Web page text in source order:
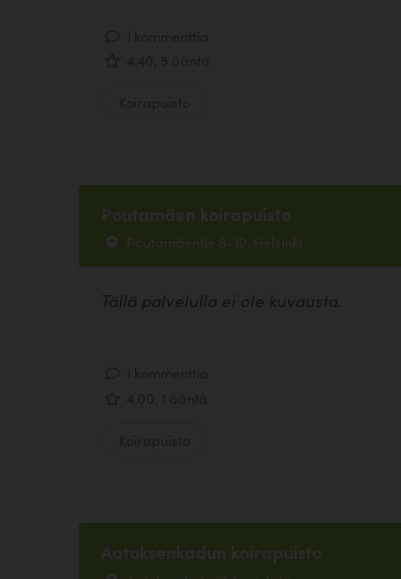
Poutamäen koirapuisto
Poutamäentie 8-10, Helsinki
Tällä palvelulla ei ole kuvausta.
Aatoksenkadun koirapuisto